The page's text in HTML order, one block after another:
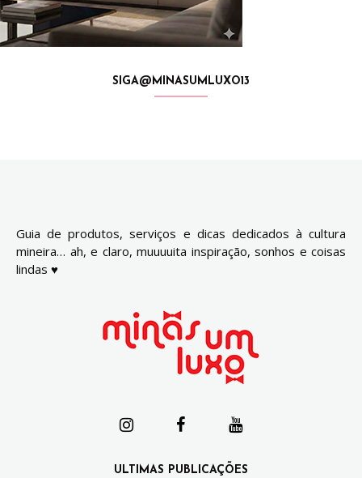
SIGA@MINASUMLUXO13
Guia de produtos, serviços e dicas dedicados à cultura
mineira… ah, e claro, muuuuita inspiração, sonhos e coisas
lindas ♥
ULTIMAS PUBLICAÇÕES